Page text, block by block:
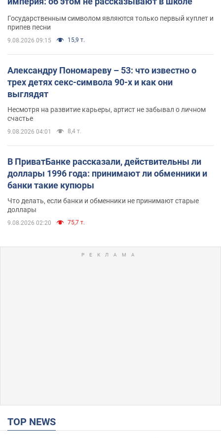
Государственным символом являются только первый куплет и
припев песни
9.08.2026 09:15 15,9 т.
Александру Пономареву – 53: что известно о
трех детях секс-символа 90-х и как они
выглядят
Несмотря на развитие карьеры, артист не забывал о личном
счастье
9.08.2026 04:01 8,4 т.
В ПриватБанке рассказали, действительны ли
доллары 1996 года: принимают ли обменники и
банки такие купюры
Что делать, если банки и обменники не принимают старые
доллары
9.08.2026 02:20 75,7 т.
TOP NEWS